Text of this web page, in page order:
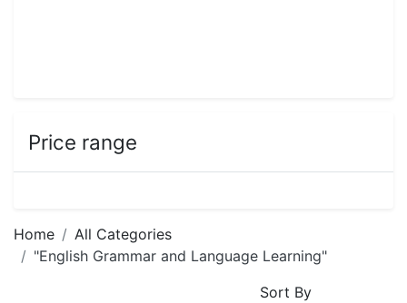
Price range
Home
All Categories
"English Grammar and Language Learning"
Sort By